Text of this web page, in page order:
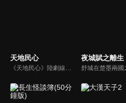
天地民心
《天地民心》陸劇線上看。該劇講述的是清代山西壽陽籍的著名文人祁寯藻從十幾歲到七十幾歲的傳奇人生故事。
夜城賦之離生